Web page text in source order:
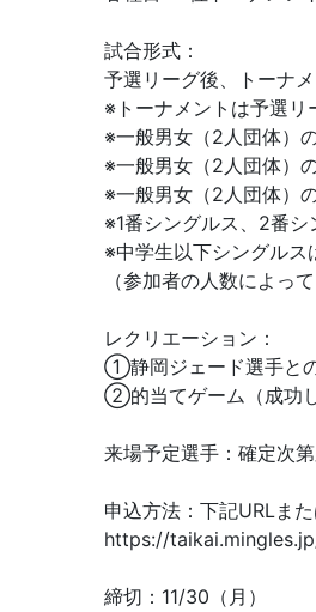
試合形式：
予選リーグ後、トーナ
※トーナメントは予選リ
※一般男女（2人団体）
※一般男女（2人団体）
※一般男女（2人団体）
※1番シングルス、2番
※中学生以下シングル
（参加者の人数によっ
レクリエーション：
①静岡ジェード選手と
②的当てゲーム（成功
来場予定選手：確定次
申込方法：下記URLま
https://
締切：11/30（月）